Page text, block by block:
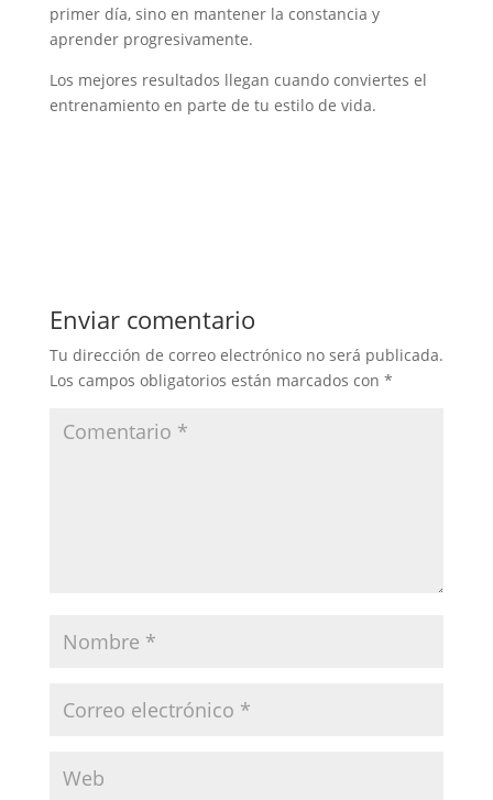
primer día, sino en mantener la constancia y
aprender progresivamente.
Los mejores resultados llegan cuando conviertes el
entrenamiento en parte de tu estilo de vida.
Enviar comentario
Tu dirección de correo electrónico no será publicada.
Los campos obligatorios están marcados con *